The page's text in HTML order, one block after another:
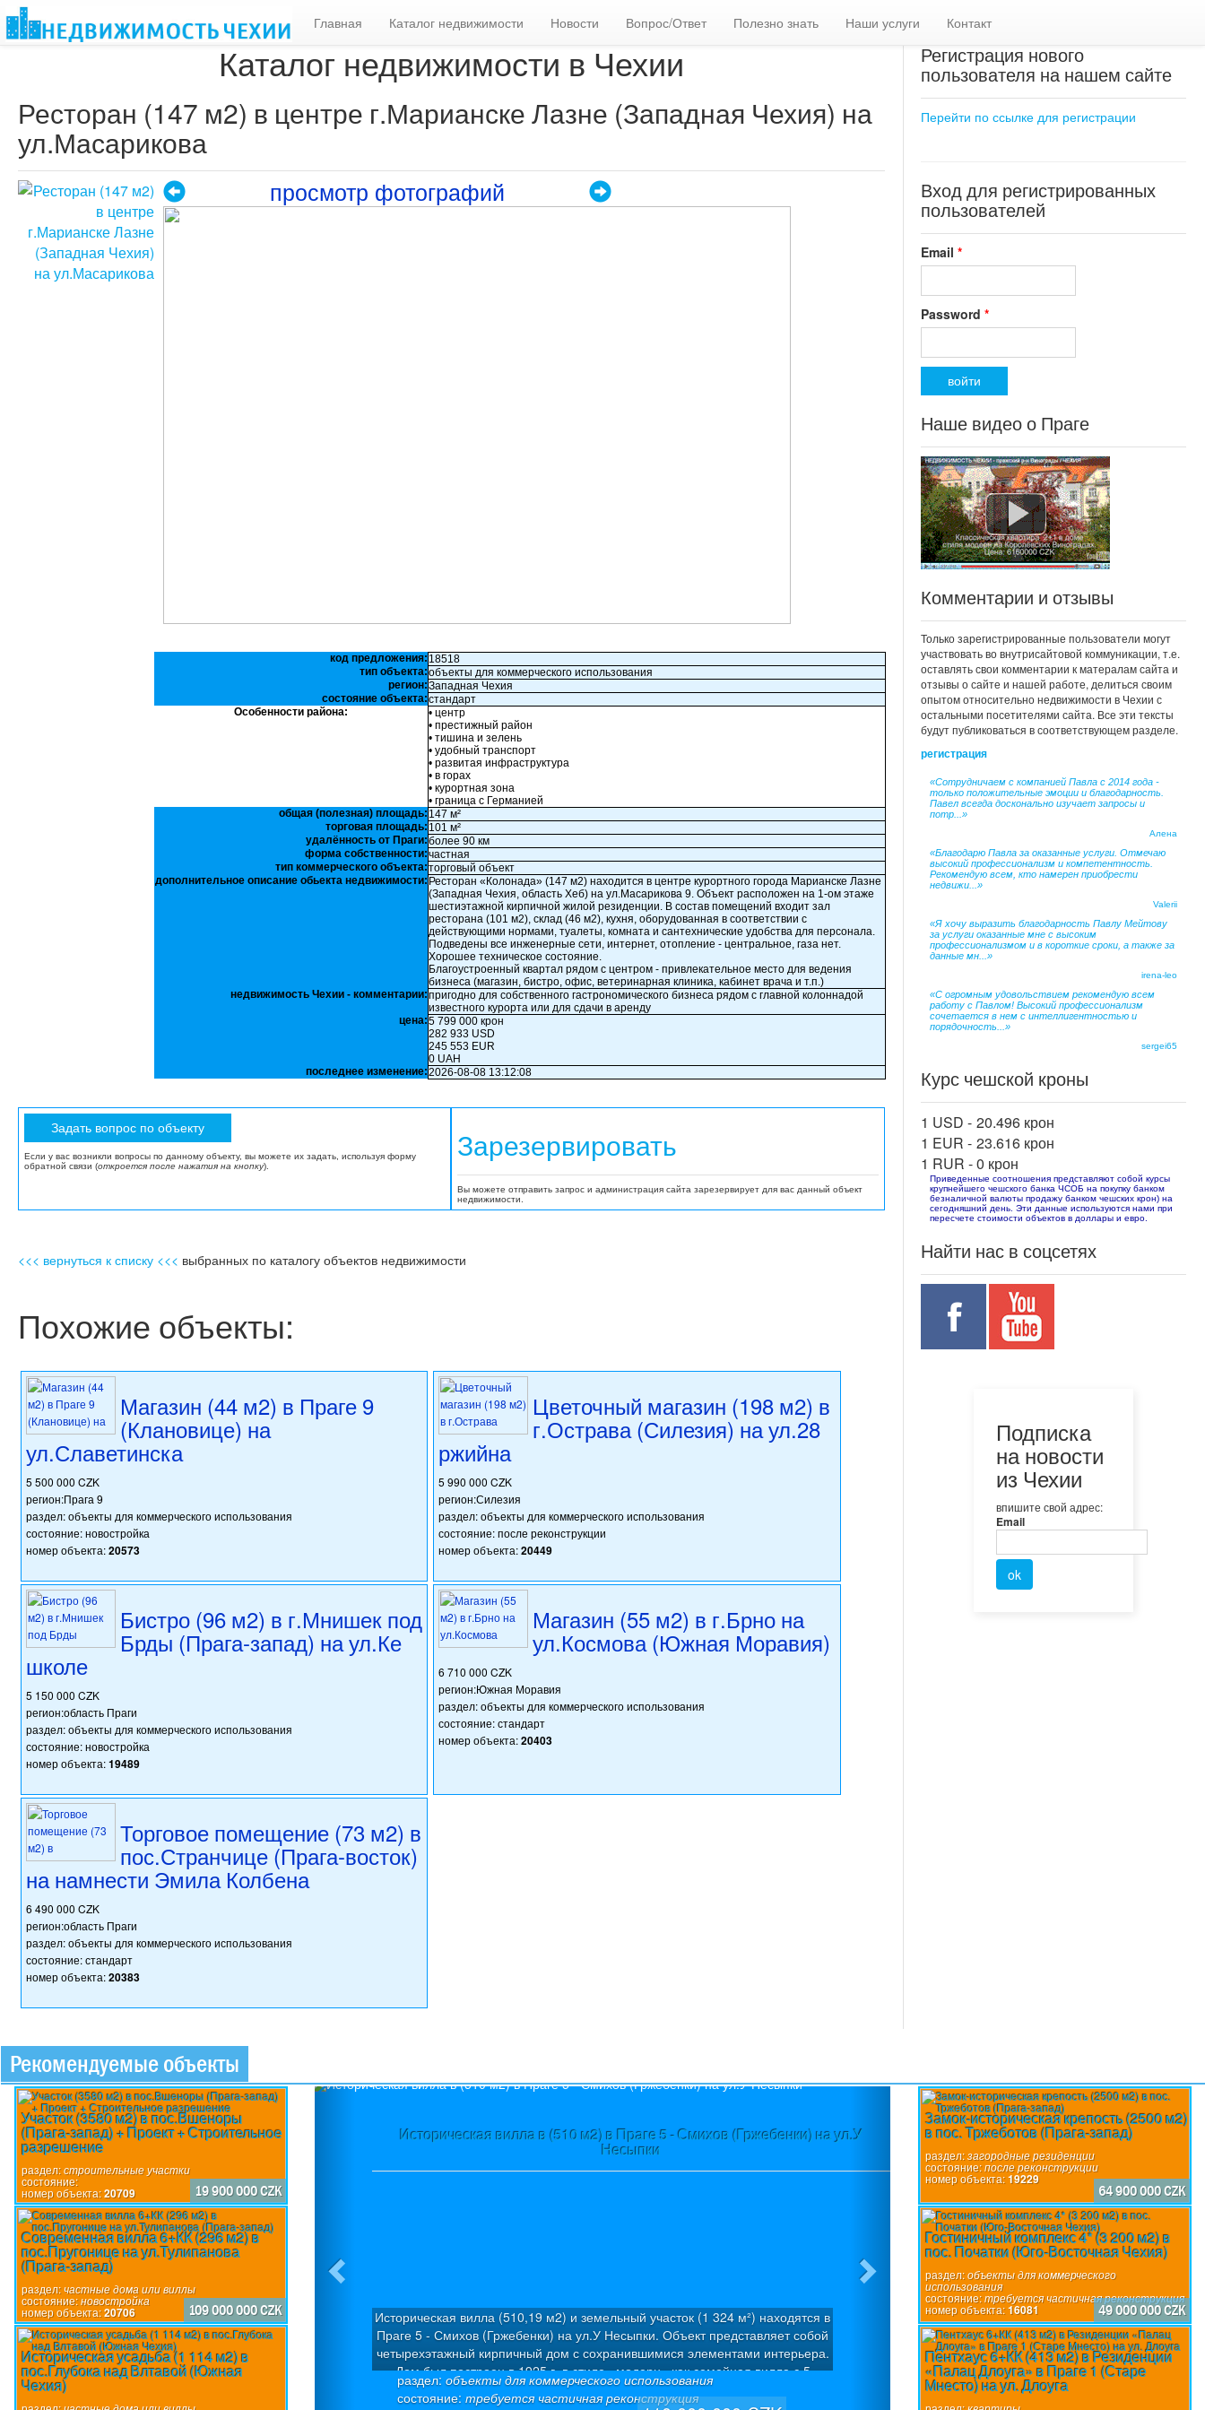
Главная Каталог недвижимости Новости Вопрос/Ответ Полезно знать Наши услуги Контакт
Каталог недвижимости в Чехии
Ресторан (147 м2) в центре г.Марианске Лазне (Западная Чехия) на
ул.Масарикова
просмотр фотографий
код предложения: 18518
тип объекта:объекты для коммерческого использования
регион:Западная Чехия
состояние объекта:стандарт
Особенности района:
• центр
• престижный район
• тишина и зелень
• удобный транспорт
• развитая инфраструктура
• в горах
• курортная зона
• граница с Германией
общая (полезная) площадь: 147 м²
торговая площадь: 101 м²
удалённость от Праги:более 90 км
форма собственности:частная
тип коммерческого объекта:торговый объект
дополнительное описание обьекта недвижимости: Ресторан «Колонада» (147 м2) находится в центре курортного города Марианске Лазне
(Западная Чехия, область Хеб) на ул.Масарикова 9. Объект расположен на 1-ом этаже
шестиэтажной кирпичной жилой резиденции. В состав помещений входит зал
ресторана (101 м2), склад (46 м2), кухня, оборудованная в соответствии с
действующими нормами, туалеты, комната и сантехнические удобства для персонала.
Подведены все инженерные сети, интернет, отопление - центральное, газа нет.
Хорошее техническое состояние.
Благоустроенный квартал рядом с центром - привлекательное место для ведения
бизнеса (магазин, бистро, офис, ветеринарная клиника, кабинет врача и т.п.)
недвижимость Чехии - комментарии:пригодно для собственного гастрономического бизнеса рядом с главной колоннадой
известного курорта или для сдачи в аренду
цена:5 799 000 крон
282 933 USD
245 553 EUR
0 UAH
последнее изменение:2026-08-08 13:12:08
Если у вас возникли вопросы по данному объекту, вы можете их задать, используя форму
обратной связи (откроется после нажатия на кнопку).
Зарезервировать
Вы можете отправить запрос и администрация сайта зарезервирует для вас данный объект
недвижимости.
<<< вернуться к списку <<< выбранных по каталогу объектов недвижимости
Похожие объекты:
Магазин (44 м2) в Праге 9
(Клановице) на
ул.Славетинска
5 500 000 CZK
регион:Прага 9
раздел: объекты для коммерческого использования
состояние: новостройка
номер объекта:20573
Цветочный магазин (198 м2) в
г.Острава (Силезия) на ул.28
ржийна
5 990 000 CZK
регион:Силезия
раздел: объекты для коммерческого использования
состояние: после реконструкции
номер объекта:20449
Бистро (96 м2) в г.Мнишек под
Брды (Прага-запад) на ул.Ке
школе
5 150 000 CZK
регион:область Праги
раздел: объекты для коммерческого использования
состояние: новостройка
номер объекта:19489
Магазин (55 м2) в г.Брно на
ул.Космова (Южная Моравия)
6 710 000 CZK
регион:Южная Моравия
раздел: объекты для коммерческого использования
состояние: стандарт
номер объекта:20403
Торговое помещение (73 м2) в
пос.Странчице (Прага-восток)
на намнести Эмила Колбена
6 490 000 CZK
регион:область Праги
раздел: объекты для коммерческого использования
состояние: стандарт
номер объекта:20383
Регистрация нового
пользователя на нашем сайте
Перейти по ссылке для регистрации
Вход для регистрированных
пользователей
Email *
Password *
Наше видео о Праге
Комментарии и отзывы
Только зарегистрированные пользователи могут
участвовать во внутрисайтовой коммуникации, т.е.
оставлять свои комментарии к матералам сайта и
отзывы о сайте и нашей работе, делиться своим
опытом относительно недвижимости в Чехии с
остальными посетителями сайта. Все эти тексты
будут публиковаться в соответствующем разделе.
регистрация
«Сотрудничаем с компанией Павла с 2014 года -
только положительные эмоции и благодарность.
Павел всегда досконально изучает запросы и
потр...»
Алена
«Благодарю Павла за оказанные услуги. Отмечаю
высокий профессионализм и компетентность.
Рекомендую всем, кто намерен приобрести
недвижи...»
Valerii
«Я хочу выразить благодарность Павлу Мейтову
за услуги оказанные мне с высоким
профессионализмом и в короткие сроки, а также за
данные мн...»
irena-leo
«С огромным удовольствием рекомендую всем
работу с Павлом! Высокий профессионализм
сочетается в нем с интеллигентностью и
порядочность...»
sergei65
Курс чешской кроны
1 USD - 20.496 крон
1 EUR - 23.616 крон
1 RUR -0 крон
Приведенные соотношения представляют собой курсы
крупнейшего чешского банка ЧСОБ на покупку банком
безналичной валюты продажу банком чешских крон) на
сегодняшний день. Эти данные используются нами при
пересчете стоимости объектов в доллары и евро.
Найти нас в соцсетях
Подписка
на новости
из Чехии
впишите свой адрес:
Email
Рекомендуемые объекты
Участок (3580 м2) в пос.Вшеноры
(Прага-запад) + Проект + Строительное
разрешение
раздел:строительные участки
состояние:
номер объекта:20709 19 900 000 CZK
Современная вилла 6+КК (296 м2) в
пос.Пругонице на ул.Тулипанова
(Прага-запад)
раздел:частные дома или виллы
состояние:новостройка
номер объекта:20706 109 000 000 CZK
Историческая усадьба (1 114 м2) в
пос.Глубока над Влтавой (Южная
Чехия)
Историческая вилла в (510 м2) в Праге 5 - Смихов (Гржебенки) на ул.У
Несыпки
раздел: объекты для коммерческого использования
состояние: требуется частичная реконструкция
Историческая вилла (510,19 м2) и земельный участок (1 324 м²) находятся в
Праге 5 - Смихов (Гржебенки) на ул.У Несыпки. Объект представляет собой
четырехэтажный кирпичный дом с сохранившимися элементами интерьера.
Дом был построен в 1925 г. в стиле «модерн» как семейная вилла с 5
квартирами. Была проведена капитальная дорогостоящая реконструкция.
Полезная площадь: 510,19 м² (из которых 50 м² – полуподвал + 50 м² -
Участок (3580 м2) в пос.Вшеноры
раздел:строительные участки
состояние:
Участок с уклоном (3580 м2), который
участка под застройку с общей
пос.Вшеноры (Прага-запад). Имеется
вилл «Панорама Вшеноры» с
домов: Вилла «Х» (6/7+1): Площадь
242,1 м², площадь застройки: -187,3 м²
Previous
Замок-историческая крепость (2500 м2)
в пос. Тржеботов (Прага-запад)
раздел:загородные резиденции
состояние:после реконструкции
номер объекта:19229
64 900 000 CZK
Гостиничный комплекс 4* (3 200 м2) в
пос. Початки (Юго-Восточная Чехия)
раздел:объекты для коммерческого
использования
состояние:требуется частичная реконструкция
номер объекта:16081 49 000 000 CZK
Пентхаус 6+КК (413 м2) в Резиденции
«Палац Длоуга» в Праге 1 (Старе
Мнесто) на ул. Длоуга